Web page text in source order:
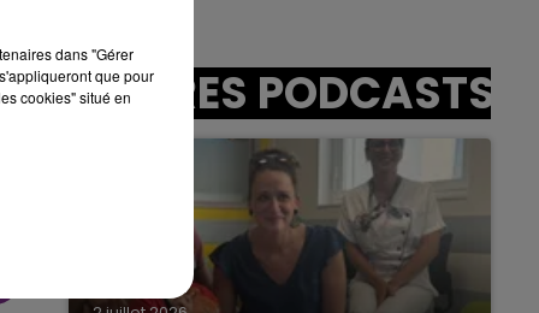
AUTRES PODCASTS
dans "Gérer
que pour
cookies" situé en